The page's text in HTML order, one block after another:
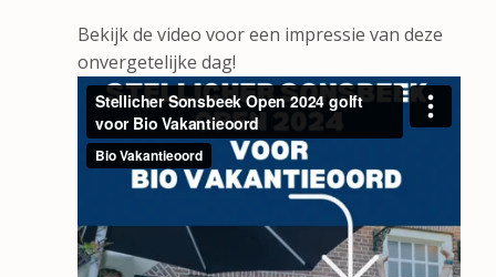
Bekijk de video voor een impressie van deze
onvergetelijke dag!